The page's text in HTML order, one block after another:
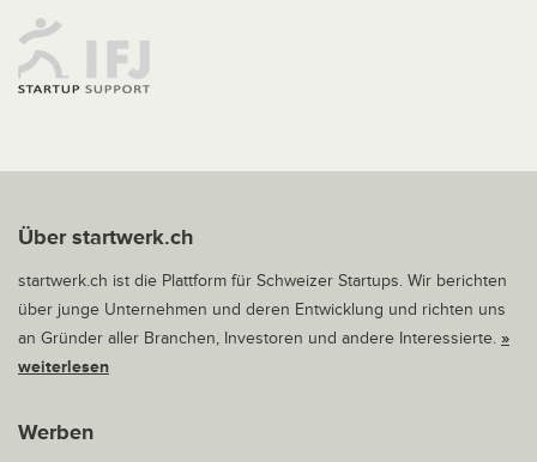
Über startwerk.ch
startwerk.ch ist die Plattform für Schweizer Startups. Wir berichten
über junge Unternehmen und deren Entwicklung und richten uns
an Gründer aller Branchen, Investoren und andere Interessierte. »
weiterlesen
Werben